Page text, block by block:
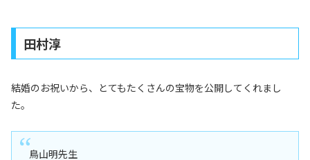
田村淳
結婚のお祝いから、とてもたくさんの宝物を公開してくれまし
た。
鳥山明先生